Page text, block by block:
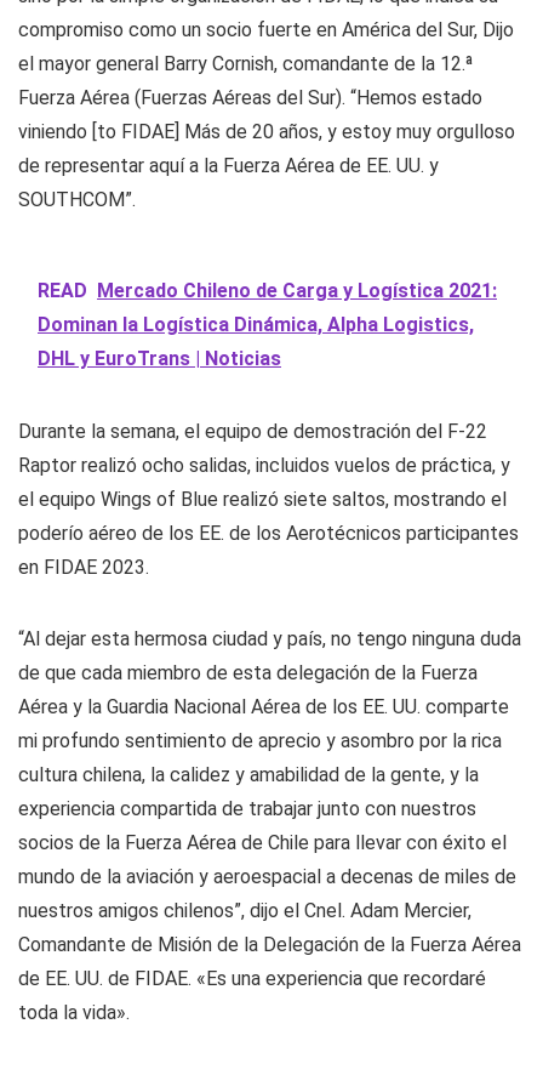
compromiso como un socio fuerte en América del Sur, Dijo
el mayor general Barry Cornish, comandante de la 12.ª
Fuerza Aérea (Fuerzas Aéreas del Sur). “Hemos estado
viniendo [to FIDAE] Más de 20 años, y estoy muy orgulloso
de representar aquí a la Fuerza Aérea de EE. UU. y
SOUTHCOM”.
READ Mercado Chileno de Carga y Logística 2021:
Dominan la Logística Dinámica, Alpha Logistics,
DHL y EuroTrans | Noticias
Durante la semana, el equipo de demostración del F-22
Raptor realizó ocho salidas, incluidos vuelos de práctica, y
el equipo Wings of Blue realizó siete saltos, mostrando el
poderío aéreo de los EE. de los Aerotécnicos participantes
en FIDAE 2023.
“Al dejar esta hermosa ciudad y país, no tengo ninguna duda
de que cada miembro de esta delegación de la Fuerza
Aérea y la Guardia Nacional Aérea de los EE. UU. comparte
mi profundo sentimiento de aprecio y asombro por la rica
cultura chilena, la calidez y amabilidad de la gente, y la
experiencia compartida de trabajar junto con nuestros
socios de la Fuerza Aérea de Chile para llevar con éxito el
mundo de la aviación y aeroespacial a decenas de miles de
nuestros amigos chilenos”, dijo el Cnel. Adam Mercier,
Comandante de Misión de la Delegación de la Fuerza Aérea
de EE. UU. de FIDAE. «Es una experiencia que recordaré
toda la vida».